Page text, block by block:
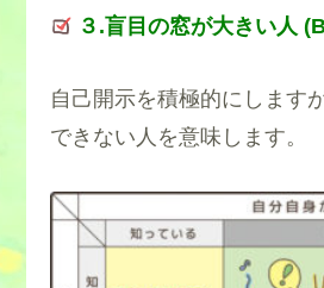
３.盲目の窓が大きい人
自己開示を積極的にします
できない人を意味します。